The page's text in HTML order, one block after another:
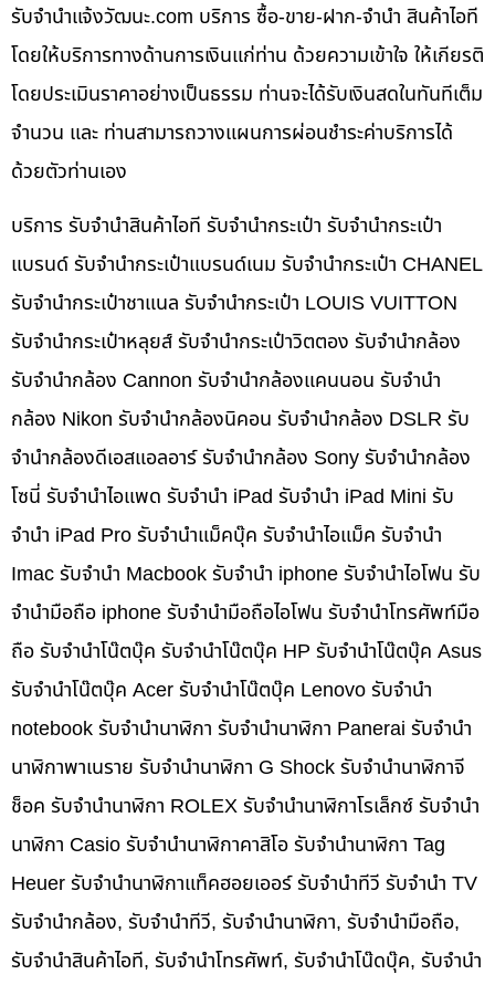
รับจํานําแจ้งวัฒนะ.com บริการ ซื้อ-ขาย-ฝาก-จำนำ สินค้าไอที
โดยให้บริการทางด้านการเงินแก่ท่าน ด้วยความเข้าใจ ให้เกียรติ
โดยประเมินราคาอย่างเป็นธรรม ท่านจะได้รับเงินสดในทันทีเต็ม
จำนวน และ ท่านสามารถวางแผนการผ่อนชำระค่าบริการได้
ด้วยตัวท่านเอง
บริการ รับจำนำสินค้าไอที รับจำนำกระเป๋า รับจำนำกระเป๋า
แบรนด์ รับจำนำกระเป๋าแบรนด์เนม รับจำนำกระเป๋า CHANEL
รับจำนำกระเป๋าชาแนล รับจำนำกระเป๋า LOUIS VUITTON
รับจำนำกระเป๋าหลุยส์ รับจำนำกระเป๋าวิตตอง รับจำนำกล้อง
รับจำนำกล้อง Cannon รับจำนำกล้องแคนนอน รับจำนำ
กล้อง Nikon รับจำนำกล้องนิคอน รับจำนำกล้อง DSLR รับ
จำนำกล้องดีเอสแอลอาร์ รับจำนำกล้อง Sony รับจำนำกล้อง
โซนี่ รับจำนำไอแพด รับจำนำ iPad รับจำนำ iPad Mini รับ
จำนำ iPad Pro รับจำนำแม็คบุ๊ค รับจำนำไอแม็ค รับจำนำ
Imac รับจำนำ Macbook รับจำนำ iphone รับจำนำไอโฟน รับ
จำนำมือถือ iphone รับจำนำมือถือไอโฟน รับจำนำโทรศัพท์มือ
ถือ รับจำนำโน๊ตบุ๊ค รับจำนำโน๊ตบุ๊ค HP รับจำนำโน๊ตบุ๊ค Asus
รับจำนำโน๊ตบุ๊ค Acer รับจำนำโน๊ตบุ๊ค Lenovo รับจำนำ
notebook รับจำนำนาฬิกา รับจำนำนาฬิกา Panerai รับจำนำ
นาฬิกาพาเนราย รับจำนำนาฬิกา G Shock รับจำนำนาฬิกาจี
ช็อค รับจำนำนาฬิกา ROLEX รับจำนำนาฬิกาโรเล็กซ์ รับจำนำ
นาฬิกา Casio รับจำนำนาฬิกาคาสิโอ รับจำนำนาฬิกา Tag
Heuer รับจำนำนาฬิกาแท็คฮอยเออร์ รับจำนำทีวี รับจำนำ TV
รับจำนำกล้อง, รับจำนำทีวี, รับจำนำนาฬิกา, รับจำนำมือถือ,
รับจำนำสินค้าไอที, รับจำนำโทรศัพท์, รับจำนำโน๊ดบุ๊ค, รับจำนำ